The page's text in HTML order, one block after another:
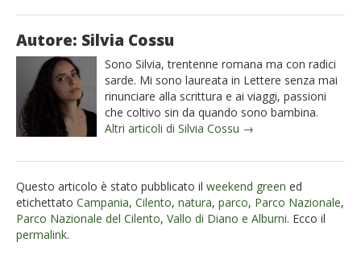
Autore: Silvia Cossu
Sono Silvia, trentenne romana ma con radici
sarde. Mi sono laureata in Lettere senza mai
rinunciare alla scrittura e ai viaggi, passioni
che coltivo sin da quando sono bambina.
Altri articoli di Silvia Cossu →
Questo articolo è stato pubblicato il weekend green ed
etichettato Campania, Cilento, natura, parco, Parco Nazionale,
Parco Nazionale del Cilento, Vallo di Diano e Alburni. Ecco il
permalink.